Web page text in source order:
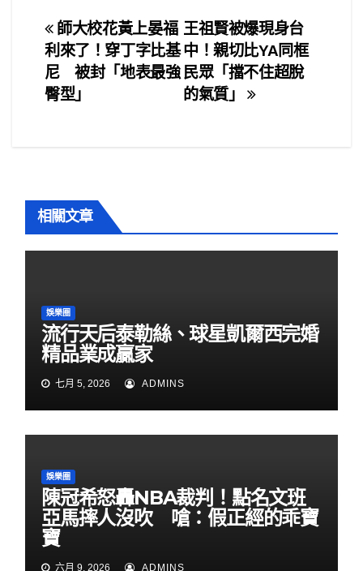
e
b
o
o
er
e
文
章
導
王祖賢被爆現身台
中！親切比YA同框
民眾「擋不住超脫
的氣質」
師大校花黃上晏福
利來了！穿丁字比基
尼 被封「地表最強
臀型」
相關文章
娛樂圈
流行天后泰勒絲、球星凱爾西完婚
精品業成贏家
七月 5, 2026 ADMINS
娛樂圈
陳冠希怒轟NBA裁判！點名文班
亞馬摔人沒吹 嗆：假正經的乖寶
寶
六月 9, 2026 ADMINS